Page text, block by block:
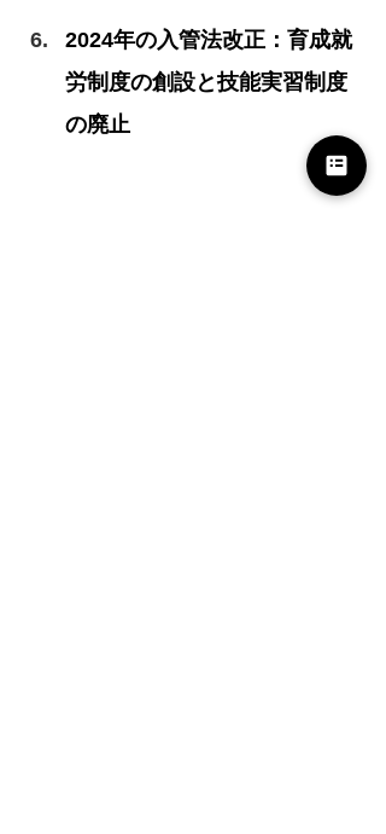
2024年の入管法改正：育成就
労制度の創設と技能実習制度
の廃止